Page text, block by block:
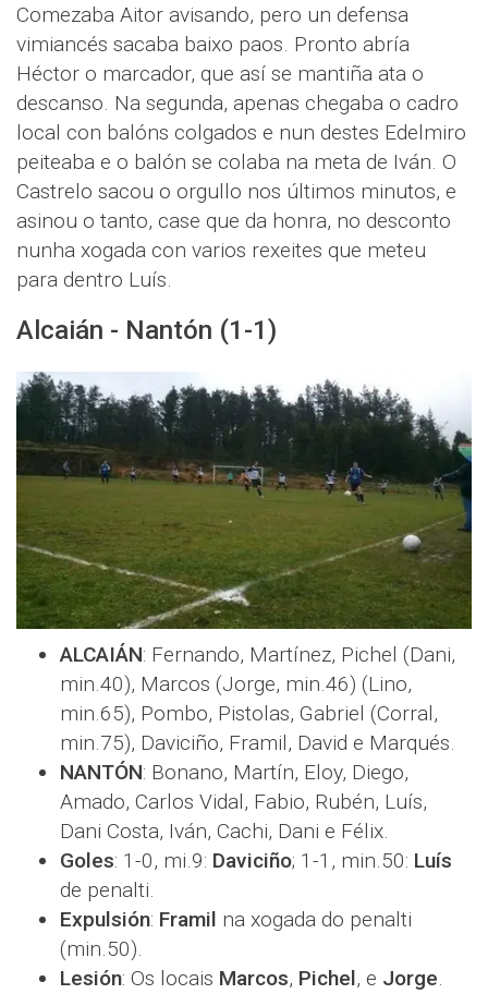
Comezaba Aitor avisando, pero un defensa
vimiancés sacaba baixo paos. Pronto abría
Héctor o marcador, que así se mantiña ata o
descanso. Na segunda, apenas chegaba o cadro
local con balóns colgados e nun destes Edelmiro
peiteaba e o balón se colaba na meta de Iván. O
Castrelo sacou o orgullo nos últimos minutos, e
asinou o tanto, case que da honra, no desconto
nunha xogada con varios rexeites que meteu
para dentro Luís.
Alcaián - Nantón (1-1)
ALCAIÁN: Fernando, Martínez, Pichel (Dani,
min.40), Marcos (Jorge, min.46) (Lino,
min.65), Pombo, Pistolas, Gabriel (Corral,
min.75), Daviciño, Framil, David e Marqués.
NANTÓN: Bonano, Martín, Eloy, Diego,
Amado, Carlos Vidal, Fabio, Rubén, Luís,
Dani Costa, Iván, Cachi, Dani e Félix.
Goles: 1-0, mi.9: Daviciño; 1-1, min.50: Luís
de penalti.
Expulsión: Framil na xogada do penalti
(min.50).
Lesión: Os locais Marcos, Pichel, e Jorge